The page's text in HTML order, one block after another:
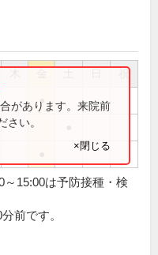
祝
●
があります。来院前
さい。
×閉じる
～15:00は予防接種・検
前です。